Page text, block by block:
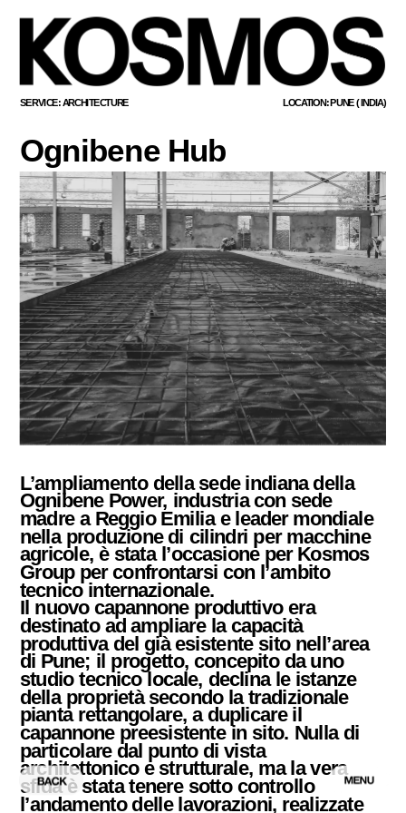
SERVICE: ARCHITECTURE LOCATION: PUNE ( INDIA)
Ognibene Hub
L’ampliamento della sede indiana della
Ognibene Power, industria con sede
madre a Reggio Emilia e leader mondiale
nella produzione di cilindri per macchine
agricole, è stata l’occasione per Kosmos
Group per confrontarsi con l’ambito
tecnico internazionale.
Il nuovo capannone produttivo era
destinato ad ampliare la capacità
produttiva del già esistente sito nell’area
di Pune; il progetto, concepito da uno
studio tecnico locale, declina le istanze
della proprietà secondo la tradizionale
pianta rettangolare, a duplicare il
capannone preesistente in sito. Nulla di
particolare dal punto di vista
architettonico e strutturale, ma la vera
sfida è stata tenere sotto controllo
l’andamento delle lavorazioni, realizzate